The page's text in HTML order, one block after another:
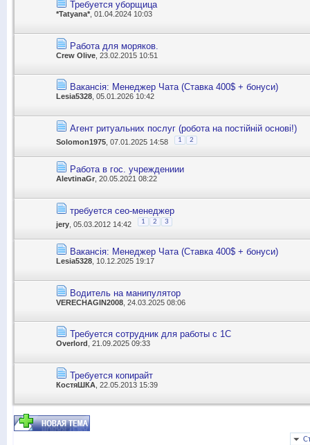
Требуется уборщица
*Tatyana* , 01.04.2024 10:03
Работа для моряков.
Crew Olive , 23.02.2015 10:51
Вакансія: Менеджер Чата (Ставка 400$ + бонуси)
Lesia5328 , 05.01.2026 10:42
Агент ритуальних послуг (робота на постійній основі!)
Solomon1975 , 07.01.2025 14:58 1 2
Работа в гос. учреждениии
AlevtinaGr , 20.05.2021 08:22
требуется сео-менеджер
jery , 05.03.2012 14:42 1 2 3
Вакансія: Менеджер Чата (Ставка 400$ + бонуси)
Lesia5328 , 10.12.2025 19:17
Водитель на манипулятор
VERECHAGIN2008 , 24.03.2025 08:06
Требуется сотрудник для работы с 1С
Overlord , 21.09.2025 09:33
Требуется копирайт
КостяШКА , 22.05.2013 15:39